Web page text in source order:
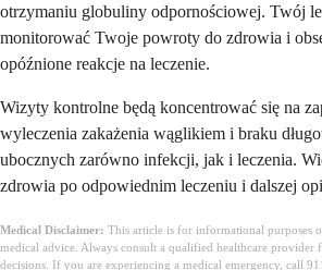
otrzymaniu globuliny odpornościowej. Twój
monitorować Twoje powroty do zdrowia i
opóźnione reakcje na leczenie.
Wizyty kontrolne będą koncentrować się na
wyleczenia zakażenia wąglikiem i braku
ubocznych zarówno infekcji, jak i leczenia.
zdrowia po odpowiednim leczeniu i dalszej
Medical Disclaimer: This article is for informational purposes
medical advice. Always consult a qualified healthcare provider
decisions. If you are experiencing a medical emergency, call